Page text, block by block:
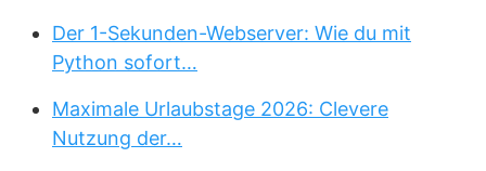
Der 1-Sekunden-Webserver: Wie du mit
Python sofort…
Maximale Urlaubstage 2026: Clevere
Nutzung der…